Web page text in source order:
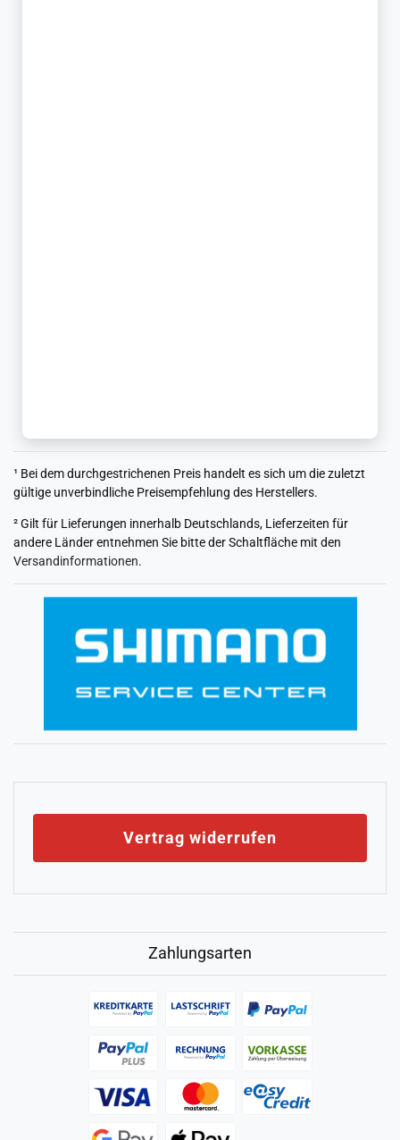
¹ Bei dem durchgestrichenen Preis handelt es sich um die zuletzt
gültige unverbindliche Preisempfehlung des Herstellers.
² Gilt für Lieferungen innerhalb Deutschlands, Lieferzeiten für
andere Länder entnehmen Sie bitte der Schaltfläche mit den
Versandinformationen.
Vertrag widerrufen
Zahlungsarten